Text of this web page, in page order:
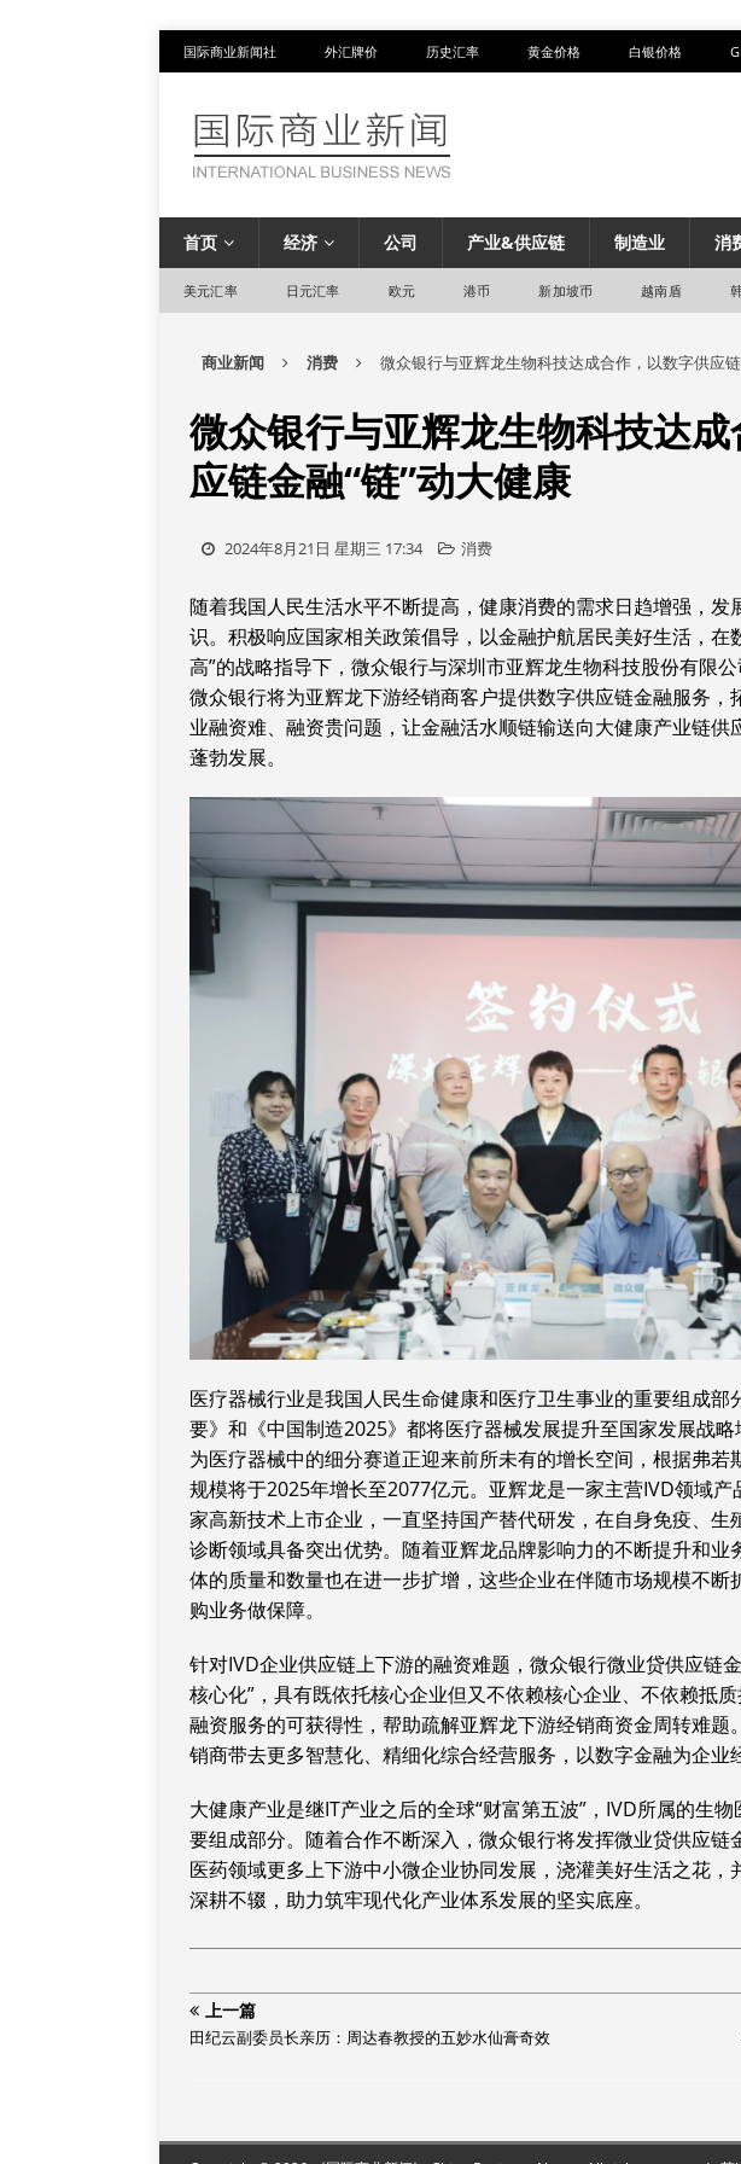
国际商业新闻社 外汇牌价 历史汇率 黄金价格 白银价格
首页 经济 公司 产业&供应链 制造业 消
美元汇率 日元汇率 欧元 港币 新加坡币 越南盾
商业新闻 消费 微众银行与亚辉龙生物科技达成合作，以数字供应
微众银行与亚辉龙生物科技达
应链金融“链”动大健康
2024年8月21日 星期三 17:34 消费
随着我国人民生活水平不断提高，健康消费的需求日趋增强，发
识。积极响应国家相关政策倡导，以金融护航居民美好生活，在
高”的战略指导下，微众银行与深圳市亚辉龙生物科技股份有限公
微众银行将为亚辉龙下游经销商客户提供数字供应链金融服务，
业融资难、融资贵问题，让金融活水顺链输送向大健康产业链供
蓬勃发展。
医疗器械行业是我国人民生命健康和医疗卫生事业的重要组成部
要》和《中国制造2025》都将医疗器械发展提升至国家发展战
为医疗器械中的细分赛道正迎来前所未有的增长空间，根据弗若
规模将于2025年增长至2077亿元。亚辉龙是一家主营IVD领域
家高新技术上市企业，一直坚持国产替代研发，在自身免疫、生
诊断领域具备突出优势。随着亚辉龙品牌影响力的不断提升和业
体的质量和数量也在进一步扩增，这些企业在伴随市场规模不断
购业务做保障。
针对IVD企业供应链上下游的融资难题，微众银行微业贷供应链
核心化”，具有既依托核心企业但又不依赖核心企业、不依赖抵
融资服务的可获得性，帮助疏解亚辉龙下游经销商资金周转难题
销商带去更多智慧化、精细化综合经营服务，以数字金融为企业
大健康产业是继IT产业之后的全球“财富第五波”，IVD所属的生
要组成部分。随着合作不断深入，微众银行将发挥微业贷供应链
医药领域更多上下游中小微企业协同发展，浇灌美好生活之花，
深耕不辍，助力筑牢现代化产业体系发展的坚实底座。
上一篇
田纪云副委员长亲历：周达春教授的五妙水仙膏奇效